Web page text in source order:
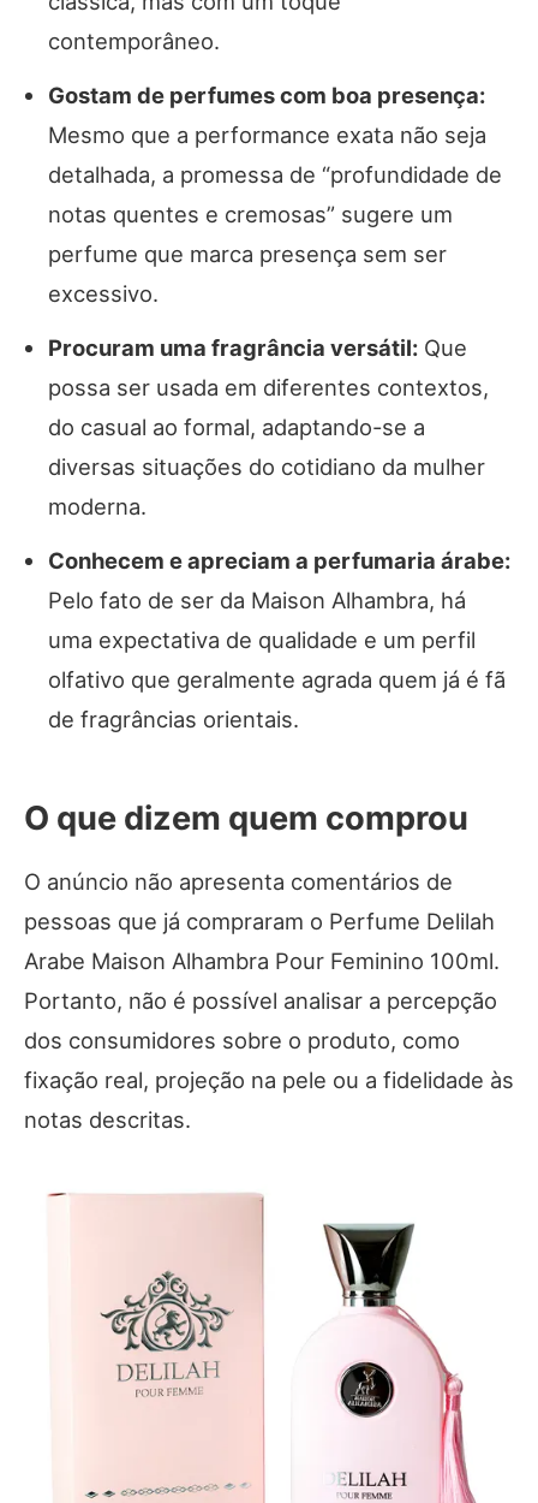
contemporâneo.
Gostam de perfumes com boa presença:
Mesmo que a performance exata não seja
detalhada, a promessa de “profundidade de
notas quentes e cremosas” sugere um
perfume que marca presença sem ser
excessivo.
Procuram uma fragrância versátil: Que
possa ser usada em diferentes contextos,
do casual ao formal, adaptando-se a
diversas situações do cotidiano da mulher
moderna.
Conhecem e apreciam a perfumaria árabe:
Pelo fato de ser da Maison Alhambra, há
uma expectativa de qualidade e um perfil
olfativo que geralmente agrada quem já é fã
de fragrâncias orientais.
O que dizem quem comprou
O anúncio não apresenta comentários de
pessoas que já compraram o Perfume Delilah
Arabe Maison Alhambra Pour Feminino 100ml.
Portanto, não é possível analisar a percepção
dos consumidores sobre o produto, como
fixação real, projeção na pele ou a fidelidade às
notas descritas.